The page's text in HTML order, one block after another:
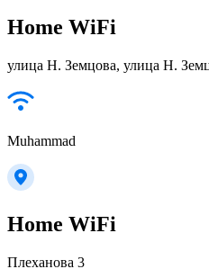
Home WiFi
улица Н. Земцова, улица Н.
Muhammad
Home WiFi
Плеханова 3